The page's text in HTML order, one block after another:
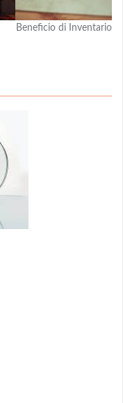
Beneficio di Inventario